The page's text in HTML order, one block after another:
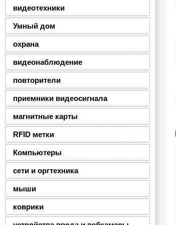
видеотехники
Умный дом
охрана
видеонаблюдение
повторители
приемники видеосигнала
магнитные карты
RFID метки
Компьютеры
сети и оргтехника
мыши
коврики